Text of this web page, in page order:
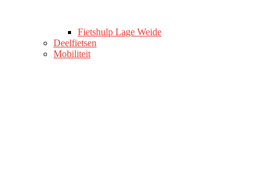
Fietshulp Lage Weide
Deelfietsen
Mobiliteit